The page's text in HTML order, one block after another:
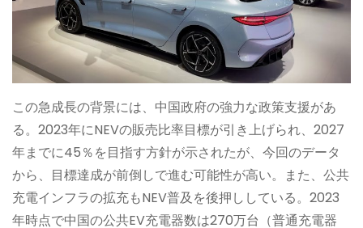
この急成長の背景には、中国政府の強力な政策支援があ
る。2023年にNEVの販売比率目標が引き上げられ、2027
年までに45％を目指す方針が示されたが、今回のデータ
から、目標達成が前倒しで進む可能性が高い。また、公共
充電インフラの拡充もNEV普及を後押ししている。2023
年時点で中国の公共EV充電器数は270万台（普通充電器